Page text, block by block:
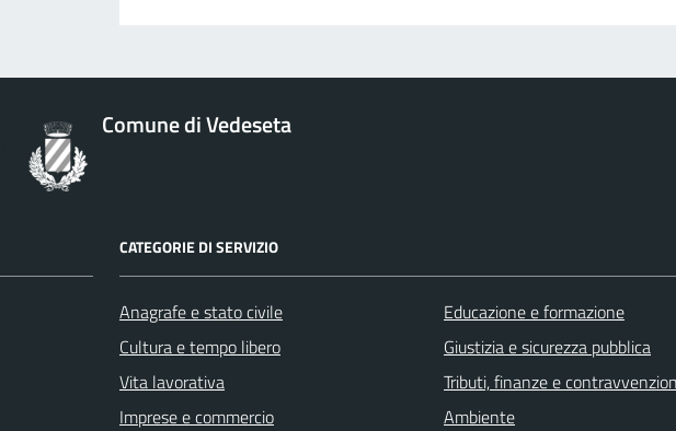
Comune di Vedeseta
CATEGORIE DI SERVIZIO
Anagrafe e stato civile
Cultura e tempo libero
Vita lavorativa
Imprese e commercio
Educazione e formazione
Giustizia e sicurezza pubblica
Tributi, finanze e
Ambiente